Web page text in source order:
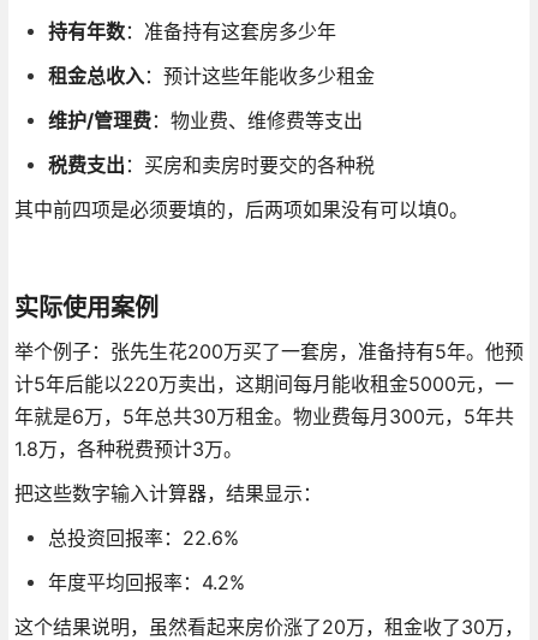
持有年数：准备持有这套房多少年
租金总收入：预计这些年能收多少租金
维护/管理费：物业费、维修费等支出
税费支出 ：买房和卖房时要交的各种税
其中前四项是必须要填的，后两项如果没有可以填0。
实际使用案例
举个例子：张先生花200万买了一套房，准备持有5年。他预
计5年后能以220万卖出，这期间每月能收租金5000元，一
年就是6万，5年总共30万租金。物业费每月300元，5年共
1.8万，各种税费预计3万。
把这些数字输入计算器，结果显示：
总投资回报率：22.6%
年度平均回报率：4.2%
这个结果说明，虽然看起来房价涨了20万，租金收了30万，